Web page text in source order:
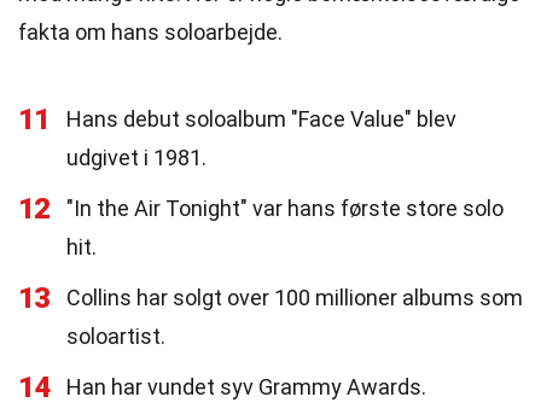
fakta om hans soloarbejde.
11
Hans debut soloalbum "Face Value" blev
udgivet i 1981.
12
"In the Air Tonight" var hans første store solo
hit.
13
Collins har solgt over 100 millioner albums som
soloartist.
14 Han har vundet syv Grammy Awards.